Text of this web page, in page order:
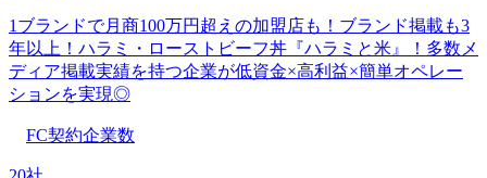
1ブランドで月商100万円超えの加盟店も！ブランド掲載も3
年以上！ハラミ・ローストビーフ丼『ハラミと米』！多数メ
ディア掲載実績を持つ企業が低資金×高利益×簡単オペレー
ションを実現◎
FC契約企業数